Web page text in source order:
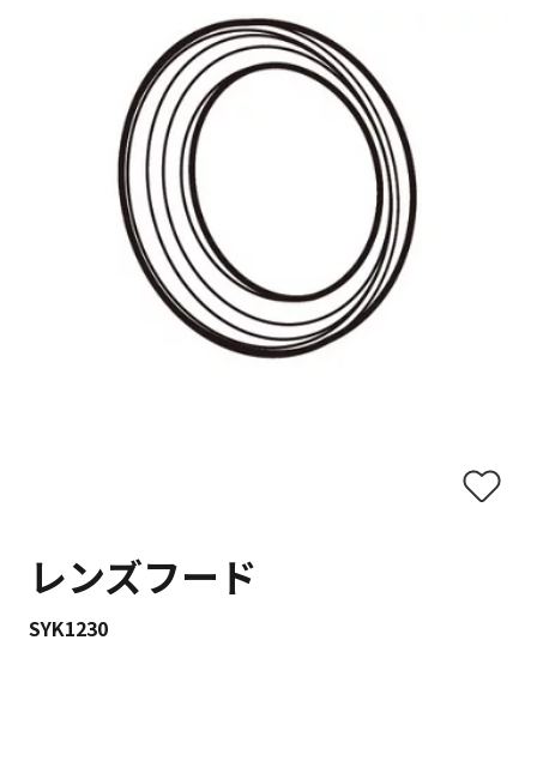
レンズフード
SYK1230